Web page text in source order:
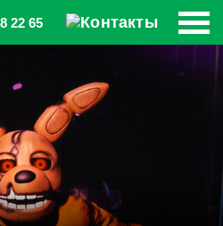
22 65